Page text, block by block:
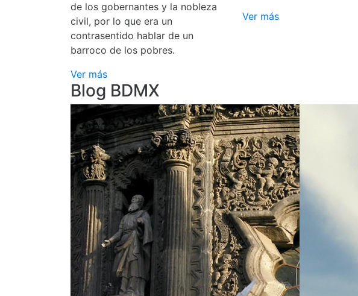
de los gobernantes y la nobleza
civil, por lo que era un
contrasentido hablar de un
barroco de los pobres.
Ver más
Ver más
Blog BDMX